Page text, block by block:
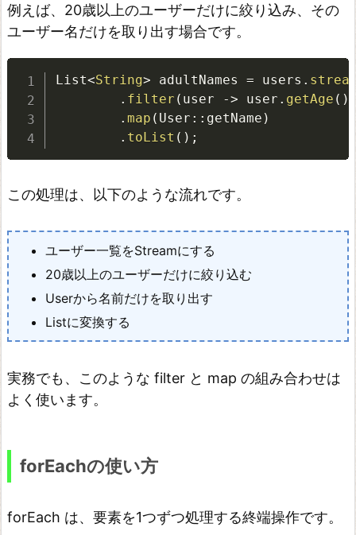
ー
と
を
S
r
e
m
で
理
す
e
例えば、20歳以上のユーザーだけに絞り込み、その
ユーザー名だけを取り出す場合です。
List<String> adultNames = users .
. filter ( user -> user . getAge ( )
. map ( User : : getName )
. toList ( ) ;
この処理は、以下のような流れです。
ユーザー一覧をStreamにする
20歳以上のユーザーだけに絞り込む
Userから名前だけを取り出す
Listに変換する
実務でも、このような filter と map の組み合わせは
よく使います。
forEachの使い方
forEach は、要素を1つずつ処理する終端操作です。